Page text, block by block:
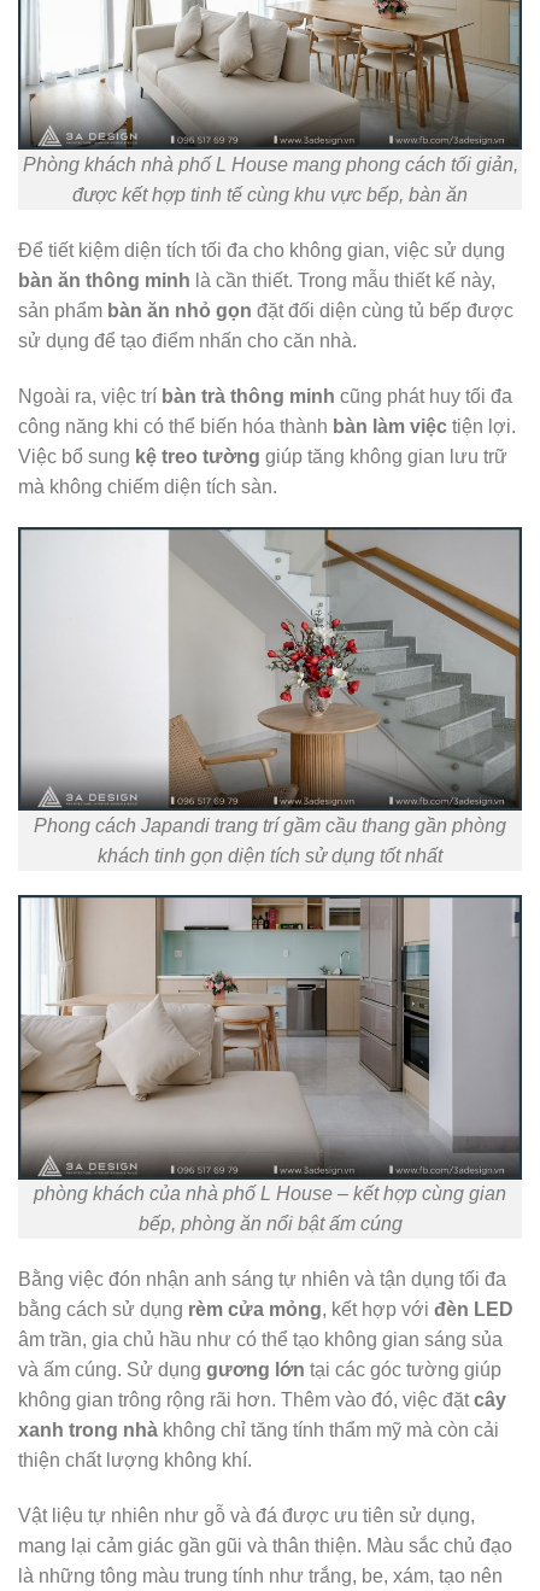
Phòng khách nhà phố L House mang phong cách tối giản,
được kết hợp tinh tế cùng khu vực bếp, bàn ăn
Để tiết kiệm diện tích tối đa cho không gian, việc sử dụng
bàn ăn thông minh là cần thiết. Trong mẫu thiết kế này,
sản phẩm bàn ăn nhỏ gọn đặt đối diện cùng tủ bếp được
sử dụng để tạo điểm nhấn cho căn nhà.
Ngoài ra, việc trí bàn trà thông minh cũng phát huy tối đa
công năng khi có thể biến hóa thành bàn làm việc tiện lợi.
Việc bổ sung kệ treo tường giúp tăng không gian lưu trữ
mà không chiếm diện tích sàn.​
Phong cách Japandi trang trí gầm cầu thang gần phòng
khách tinh gọn diện tích sử dụng tốt nhất
phòng khách của nhà phố L House – kết hợp cùng gian
bếp, phòng ăn nổi bật ấm cúng
Bằng việc đón nhận anh sáng tự nhiên và tận dụng tối đa
bằng cách sử dụng rèm cửa mỏng, kết hợp với đèn LED
âm trần, gia chủ hầu như có thể tạo không gian sáng sủa
và ấm cúng. Sử dụng gương lớn tại các góc tường giúp
không gian trông rộng rãi hơn. Thêm vào đó, việc đặtcây
xanh trong nhà không chỉ tăng tính thẩm mỹ mà còn cải
thiện chất lượng không khí.​
Vật liệu tự nhiên như gỗ và đá được ưu tiên sử dụng,
mang lại cảm giác gần gũi và thân thiện. Màu sắc chủ đạo
là những tông màu trung tính như trắng, be, xám, tạo nên